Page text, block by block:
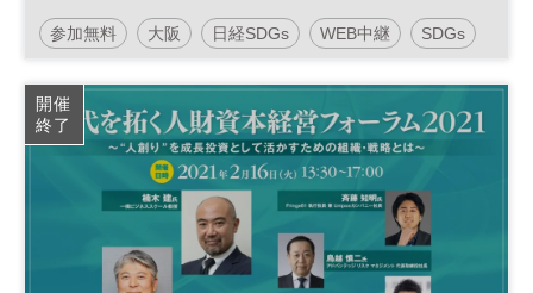
なぐ～
参加無料 大阪 日経SDGs WEB中継 SDGs
開催
終了